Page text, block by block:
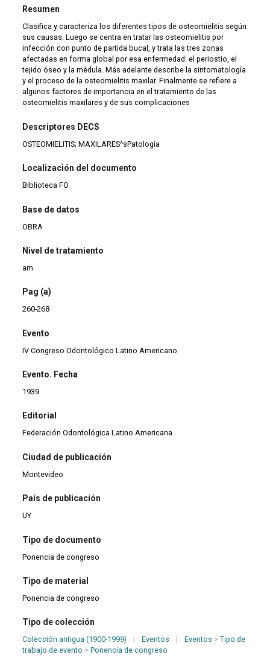
Resumen
Clasifica y caracteriza los diferentes tipos de osteomielitis según
sus causas. Luego se centra en tratar las osteomielitis por
infección con punto de partida bucal, y trata las tres zonas
afectadas en forma global por esa enfermedad: el periostio, el
tejido óseo y la médula. Más adelante describe la sintomatología
y el proceso de la osteomielitis maxilar. Finalmente se refiere a
algunos factores de importancia en el tratamiento de las
osteomielitis maxilares y de sus complicaciones
Descriptores DECS
OSTEOMIELITIS; MAXILARES^sPatología
Localización del documento
Biblioteca FO
Base de datos
OBRA
Nivel de tratamiento
am
Pag (a)
260-268
Evento
IV Congreso Odontológico Latino Americano
Evento. Fecha
1939
Editorial
Federación Odontológica Latino Americana
Ciudad de publicación
Montevideo
País de publicación
UY
Tipo de documento
Ponencia de congreso
Tipo de material
Ponencia de congreso
Tipo de colección
Colección antigua (1900-1999) | Eventos | Eventos >Tipo de
trabajo de evento >Ponencia de congreso